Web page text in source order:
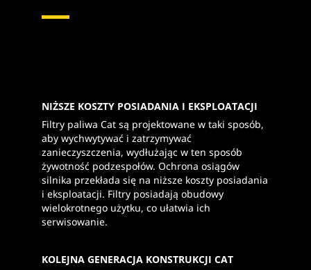
NIŻSZE KOSZTY POSIADANIA I EKSPLOATACJI
Filtry paliwa Cat są projektowane w taki sposób,
aby wychwytywać i zatrzymywać
zanieczyszczenia, wydłużając w ten sposób
żywotność podzespołów. Ochrona osiągów
silnika przekłada się na niższe koszty posiadania
i eksploatacji. Filtry posiadają obudowy
wielokrotnego użytku, co ułatwia ich
serwisowanie.
KOLEJNA GENERACJA KONSTRUKCJI CAT